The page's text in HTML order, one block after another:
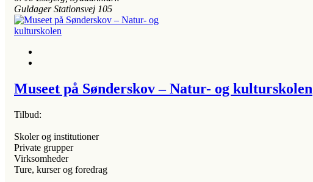
Guldager Stationsvej 105
Museet på Sønderskov – Natur- og kulturskolen
Tilbud:
Skoler og institutioner
Private grupper
Virksomheder
Ture, kurser og foredrag